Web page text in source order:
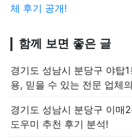
체 후기 공개!
함께 보면 좋은 글
경기도 성남시 분당구 야탑
용, 믿을 수 있는 전문 업체
경기도 성남시 분당구 이매
도우미 추천 후기 분석!